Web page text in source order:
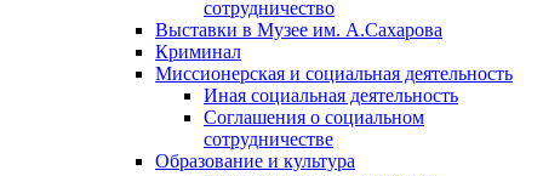
сотрудничество
Выставки в Музее им. А.Сахарова
Криминал
Миссионерская и социальная деятельность
Иная социальная деятельность
Соглашения о социальном
сотрудничестве
Образование и культура